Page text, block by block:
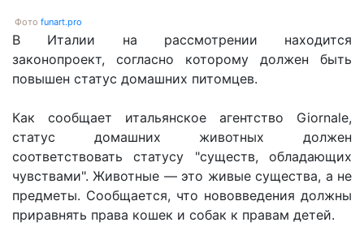
Фото funart.pro
В Италии на рассмотрении находится
законопроект, согласно которому должен быть
повышен статус домашних питомцев.
Как сообщает итальянское агентство Giornale,
статус домашних животных должен
соответствовать статусу "существ, обладающих
чувствами". Животные — это живые существа, а не
предметы. Сообщается, что нововведения должны
приравнять права кошек и собак к правам детей.